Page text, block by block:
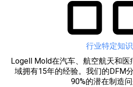
行业特定知识
Logell Mold在汽车、航空航天和
域拥有15年的经验。我们的DFM
90%的潜在制造问